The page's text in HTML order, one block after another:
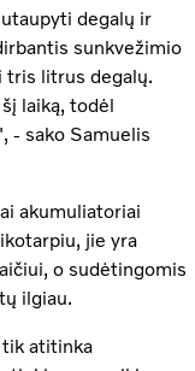
degalų ir
sunkvežimio
tris litrus degalų.
laiką, todėl
- sako Samuelis
akumuliatoriai
jie yra
o sudėtingomis
ilgiau.
atitinka